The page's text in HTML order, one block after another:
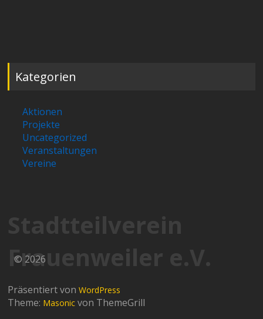
Kategorien
Aktionen
Projekte
Uncategorized
Veranstaltungen
Vereine
Stadtteilverein
Frauenweiler e.V.
© 2026
Präsentiert vonWordPress
Theme: Masonic von ThemeGrill